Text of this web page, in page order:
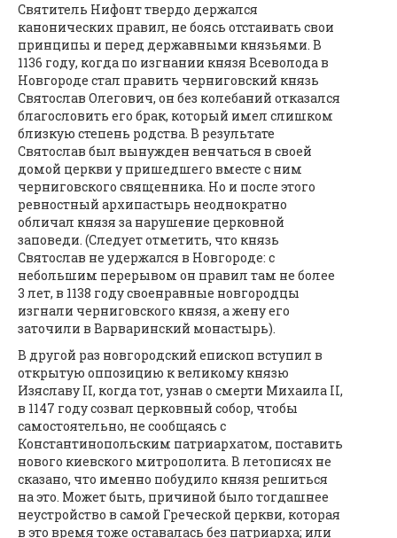
Святитель Нифонт твердо держался
канонических правил, не боясь отстаивать свои
принципы и перед державными князьями. В
1136 году, когда по изгнании князя Всеволода в
Новгороде стал править черниговский князь
Святослав Олегович, он без колебаний отказался
благословить его брак, который имел слишком
близкую степень родства. В результате
Святослав был вынужден венчаться в своей
домой церкви у пришедшего вместе с ним
черниговского священника. Но и после этого
ревностный архипастырь неоднократно
обличал князя за нарушение церковной
заповеди. (Следует отметить, что князь
Святослав не удержался в Новгороде: с
небольшим перерывом он правил там не более
3 лет, в 1138 году своенравные новгородцы
изгнали черниговского князя, а жену его
заточили в Варваринский монастырь).
В другой раз новгородский епископ вступил в
открытую оппозицию к великому князю
Изяславу II, когда тот, узнав о смерти Михаила II,
в 1147 году созвал церковный собор, чтобы
самостоятельно, не сообщаясь с
Константинопольским патриархатом, поставить
нового киевского митрополита. В летописях не
сказано, что именно побудило князя решиться
на это. Может быть, причиной было тогдашнее
неустройство в самой Греческой церкви, которая
в это время тоже оставалась без патриарха; или